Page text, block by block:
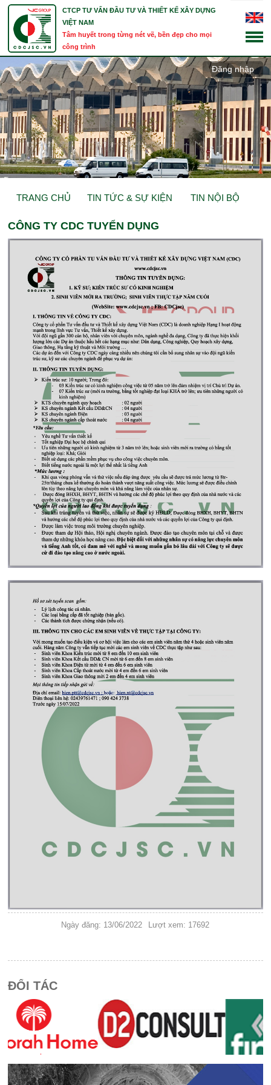
CTCP TƯ VẤN ĐẦU TƯ VÀ THIẾT KẾ XÂY DỰNG
VIỆT NAM
Tâm huyết trong từng nét vẽ, bền đẹp cho mọi
công trình
Đăng nhập
TRANG CHỦ TIN TỨC & SỰ KIỆN TIN NỘI BỘ
CÔNG TY CDC TUYỂN DỤNG
Ngày đăng: 13/06/2022 Lượt xem: 17692
ĐỐI TÁC